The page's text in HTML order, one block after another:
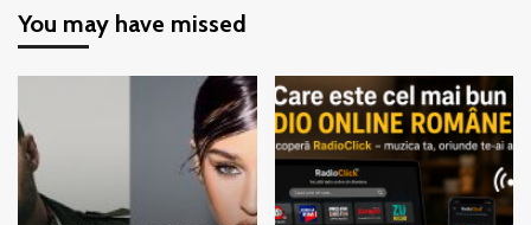
–
Jazz
You may have missed